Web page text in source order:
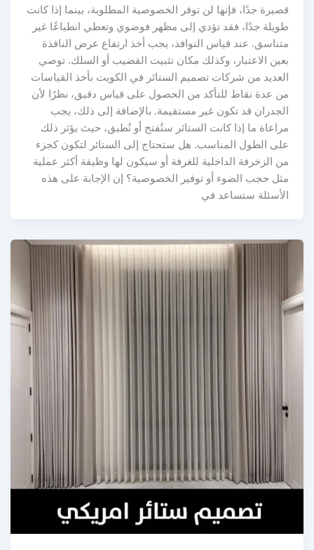
قصيرة جدًا، فإنها لن توفر الخصوصية المطلوبة، بينما إذا كانت
طويلة جدًا، فقد تؤدي إلى مظهر فوضوي وتعطي انطباعًا غير
متناسق. عند قياس النوافذ، يجب أخذ ارتفاع عرض النافذة
بعين الاعتبار، وكذلك مكان تثبيت القضيب أو السلك. توصي
العديد من شركات تصميم الستائر في الكويت بأخذ القياسات
من عدة نقاط للتأكد من الحصول على قياس دقيق، نظرًا لأن
الجدران قد تكون غير مستقيمة. بالإضافة إلى ذلك، يجب
مراعاة ما إذا كانت الستائر ستُفتح أو تُطبق، حيث يؤثر ذلك
على الطول المناسب. هل ستحتاج إلى الستائر لتكون كجزء
من الزخرفة الداخلية للغرفة أو سيكون لها وظيفة أكثر عملية
مثل حجب الضوء أو توفير الخصوصية؟ إن الإجابة على هذه
الأسئلة ستساعد في